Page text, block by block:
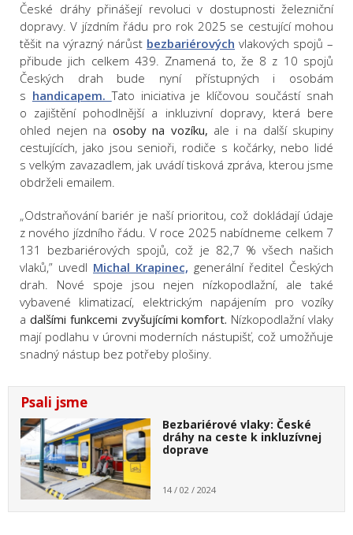
České dráhy přinášejí revoluci v dostupnosti železniční
dopravy. V jízdním řádu pro rok 2025 se cestující mohou
těšit na výrazný nárůst bezbariérových vlakových spojů –
přibude jich celkem 439. Znamená to, že 8 z 10 spojů
Českých drah bude nyní přístupných i osobám
s handicapem.Tato iniciativa je klíčovou součástí snah
o zajištění pohodlnější a inkluzivní dopravy, která bere
ohled nejen na osoby na vozíku, ale i na další skupiny
cestujících, jako jsou senioři, rodiče s kočárky, nebo lidé
s velkým zavazadlem, jak uvádí tisková zpráva, kterou jsme
obdrželi emailem.
„Odstraňování bariér je naší prioritou, což dokládají údaje
z nového jízdního řádu. V roce 2025 nabídneme celkem 7
131 bezbariérových spojů, což je 82,7 % všech našich
vlaků,” uvedl Michal Krapinec, generální ředitel Českých
drah. Nové spoje jsou nejen nízkopodlažní, ale také
vybavené klimatizací, elektrickým napájením pro vozíky
a dalšími funkcemi zvyšujícími komfort. Nízkopodlažní vlaky
mají podlahu v úrovni moderních nástupišť, což umožňuje
snadný nástup bez potřeby plošiny.
Psali jsme
Bezbariérové vlaky: České
dráhy na ceste k inkluzívnej
doprave
14 / 02 / 2024